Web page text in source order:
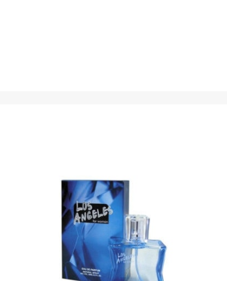
Story Desert Gold –
– P1036
– (Christian Dior –
10,99